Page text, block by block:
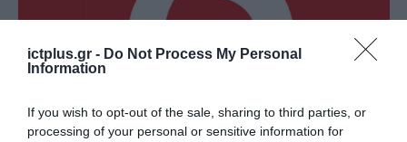
ictplus.gr - Do Not Process My Personal
Information
If you wish to opt-out of the sale, sharing to third parties, or
processing of your personal or sensitive information for